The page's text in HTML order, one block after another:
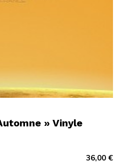
» Vinyle
36,00 €